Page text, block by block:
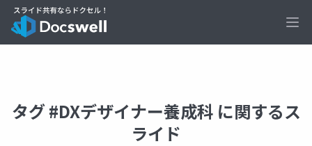
タグ #DXデザイナー養成科 に関するス
ライド